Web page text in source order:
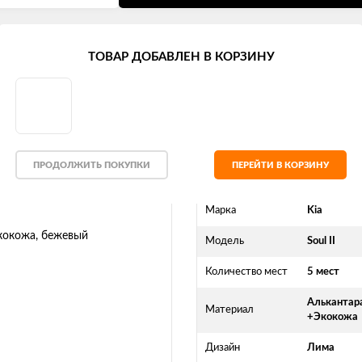
экокожа, бежевый
Марка Kia
Модель Soul II
Количество мест 5 мест
Материал
+Экокожа
Дизайн Лима
ТОВАР ДОБАВЛЕН В КОРЗИНУ
ПРОДОЛЖИТЬ ПОКУПКИ ПЕРЕЙТИ В КОРЗИНУ